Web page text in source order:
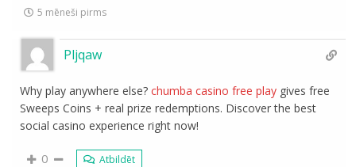
5 mēneši pirms
Pljqaw
Why play anywhere else?chumba casino free play gives free
Sweeps Coins + real prize redemptions. Discover the best
social casino experience right now!
0 Atbildēt